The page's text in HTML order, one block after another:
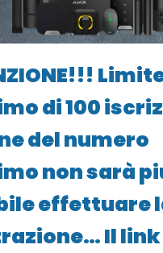
di 100
del numero
non sarà
effettuare
Il link